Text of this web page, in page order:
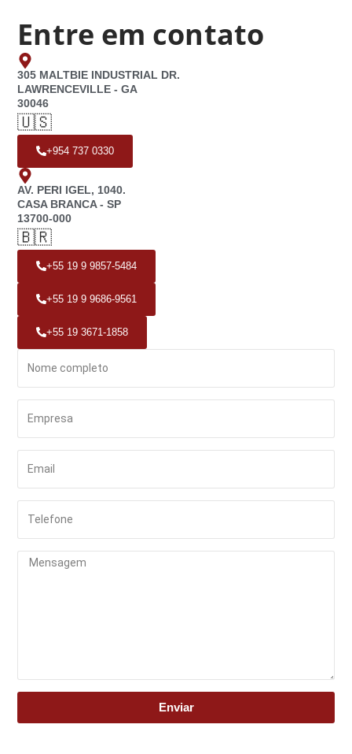
Entre em contato
305 MALTBIE INDUSTRIAL DR.
LAWRENCEVILLE - GA
30046
🇺🇸
+954 737 0330
AV. PERI IGEL, 1040.
CASA BRANCA - SP
13700-000
🇧🇷
+55 19 9 9857-5484
+55 19 9 9686-9561
+55 19 3671-1858
Enviar